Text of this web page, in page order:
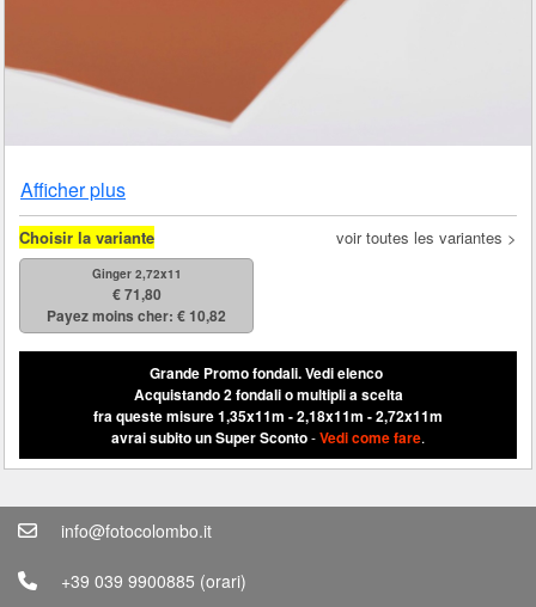
Afficher plus
Choisir la variante voir toutes les variantes >
Ginger 2,72x11
€ 71,80
Payez moins cher: € 10,82
Grande Promo fondali.Vedi elenco
Acquistando 2 fondali o multipli a scelta
fra queste misure 1,35x11m - 2,18x11m - 2,72x11m
avrai subito un Super Sconto-Vedi come fare.
info@fotocolombo.it
+39 039 9900885 (orari)